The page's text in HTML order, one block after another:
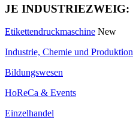
JE INDUSTRIEZWEIG:
Etikettendruckmaschine New
Industrie, Chemie und Produktion
Bildungswesen
HoReCa & Events
Einzelhandel